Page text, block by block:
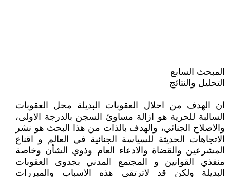
المبحث السابع
التحليل والنتائج
ان الهدف من احلال العقوبات البديلة محل العقوبات
السالبة للحرية هو ازالة مساوئ السجن بالدرجة الاولى،
والاصلاح الجنائي، والهدف بالذات من هذا البحث هو نشر
الاتجاهات الحديثة للسياسة الجنائية في العالم و اقناع
المشرعين والقضاة والادعاء العام وذوي الشأن وخاصة
منفذي القوانين و المجتمع المدني بجدوى العقوبات
البديلة ولكن قد لاترتقي هذه الاسباب والمبررات